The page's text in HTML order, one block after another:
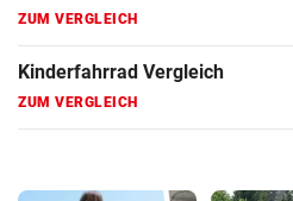
Fahrrad Test
ZUM VERGLEICH
Fahrradanhänger Vergleich
ZUM VERGLEICH